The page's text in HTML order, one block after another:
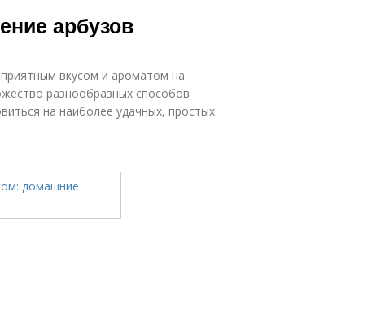
арбузов
вкусом и ароматом на
разнообразных способов
на наиболее удачных, простых